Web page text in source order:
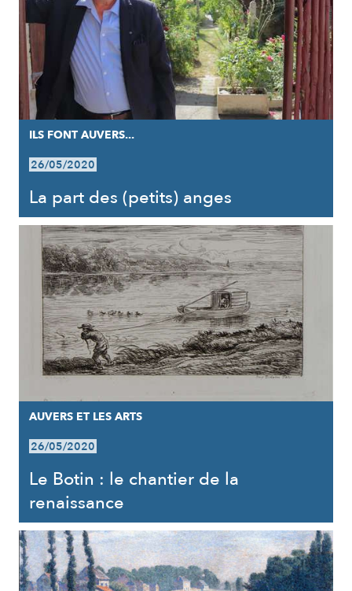
ILS FONT AUVERS...
26/05/2020
La part des (petits) anges
AUVERS ET LES ARTS
26/05/2020
Le Botin : le chantier de la
renaissance